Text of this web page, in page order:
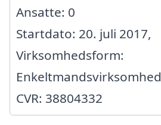
Ansatte: 0
Startdato: 20. juli 2017,
Virksomhedsform:
Enkeltmandsvirksomhed
CVR: 38804332